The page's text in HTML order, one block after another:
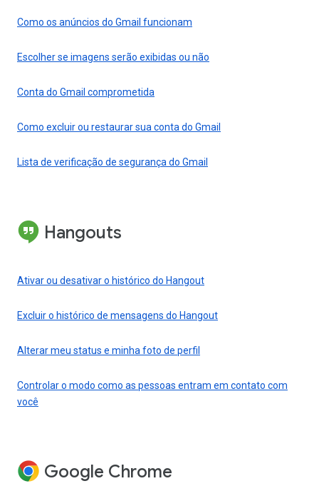
Como os anúncios do Gmail funcionam
Escolher se imagens serão exibidas ou não
Conta do Gmail comprometida
Como excluir ou restaurar sua conta do Gmail
Lista de verificação de segurança do Gmail
Hangouts
Ativar ou desativar o histórico do Hangout
Excluir o histórico de mensagens do Hangout
Alterar meu status e minha foto de perfil
Controlar o modo como as pessoas entram em contato com
você
Google Chrome